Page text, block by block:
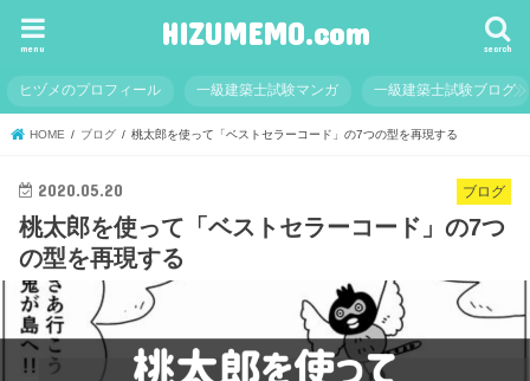
HIZUMEMO.com search
menu
ヒヅメのプロフィール 一級建築士試験マンガ 一級建築士試験ブログ
HOME ブログ 桃太郎を使って「ベストセラーコード」の7つの型を再現する
ブログ
2020.05.20
桃太郎を使って「ベストセラーコード」の7つ
の型を再現する